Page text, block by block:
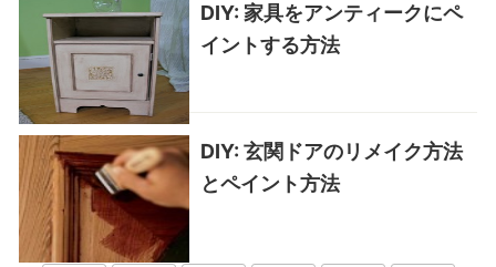
DIY: 家具をアンティークにペ
イントする方法
DIY: 玄関ドアのリメイク方法
とペイント方法